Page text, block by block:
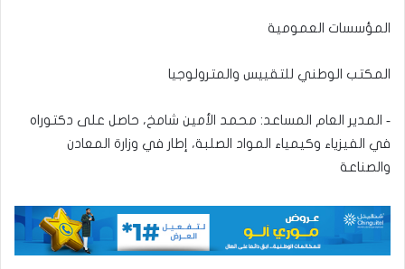
المؤسسات العمومية
المكتب الوطني للتقييس والمترولوجيا
‐ المدير العام المساعد: محمد الأمين شامخ، حاصل على دكتوراه
في الفيزياء وكيمياء المواد الصلبة، إطار في وزارة المعادن
والصناعة